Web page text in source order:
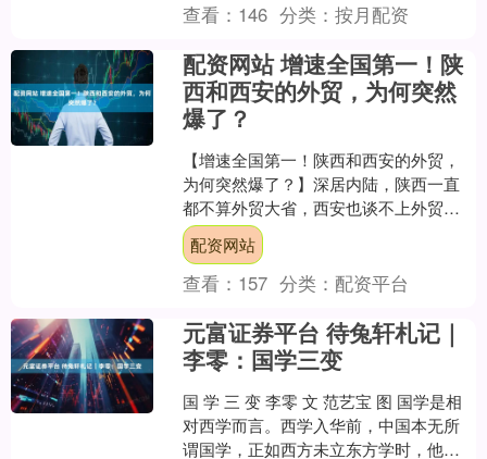
查看： 146 分类：按月配资
配资网站 增速全国第一！陕
西和西安的外贸，为何突然
爆了？
【增速全国第一！陕西和西安的外贸，
为何突然爆了？】深居内陆，陕西一直
都不算外贸大省，西安也谈不上外贸大
市，但今年这里却突然飙升。 2026年一
季度，西安外贸进出....
配资网站
查看： 157 分类： 配资平台
元富证券平台 待兔轩札记｜
李零：国学三变
国 学 三 变 李零 文 范艺宝 图 国学是相
对西学而言。西学入华前，中国本无所
谓国学，正如西方未立东方学时，他们